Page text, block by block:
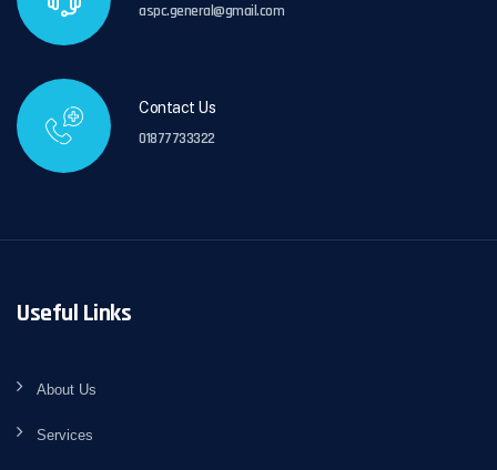
aspc.general@gmail.com
Contact Us
01877733322
Useful Links
About Us
Services